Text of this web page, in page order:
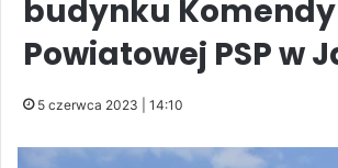
budynku Komendy
Powiatowej PSP w
5 czerwca 2023 | 14:10